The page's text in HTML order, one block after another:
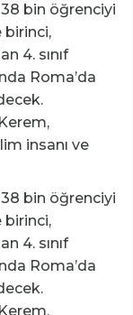
38 bin öğrenciyi
birinci,
4. sınıf
Roma’da
insanı ve
38 bin öğrenciyi
birinci,
4. sınıf
Roma’da